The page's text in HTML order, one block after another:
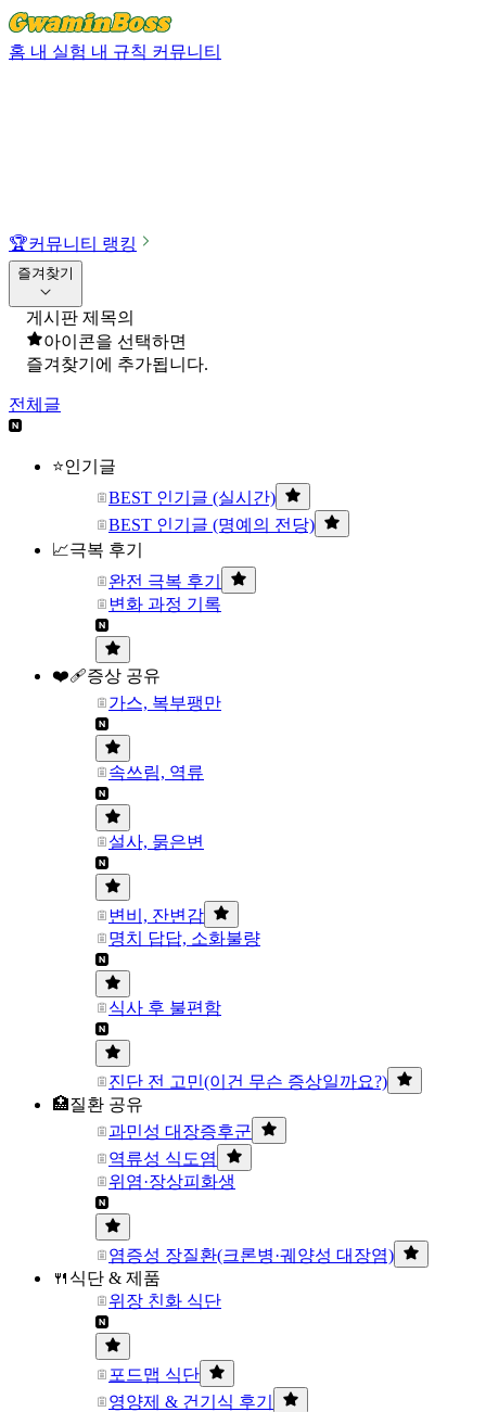
홈 내 실험 내 규칙 커뮤니티
🏆커뮤니티 랭킹
즐겨찾기
게시판 제목의
아이콘을 선택하면
즐겨찾기에 추가됩니다.
전체글
⭐인기글
BEST 인기글 (실시간)
BEST 인기글 (명예의 전당)
📈극복 후기
완전 극복 후기
변화 과정 기록
❤️‍🩹증상 공유
가스, 복부팽만
속쓰림, 역류
설사, 묽은변
변비, 잔변감
명치 답답, 소화불량
식사 후 불편함
진단 전 고민(이건 무슨 증상일까요?)
🏥질환 공유
과민성 대장증후군
역류성 식도염
위염·장상피화생
염증성 장질환(크론병·궤양성 대장염)
🍴식단 & 제품
위장 친화 식단
포드맵 식단
영양제 & 건기식 후기